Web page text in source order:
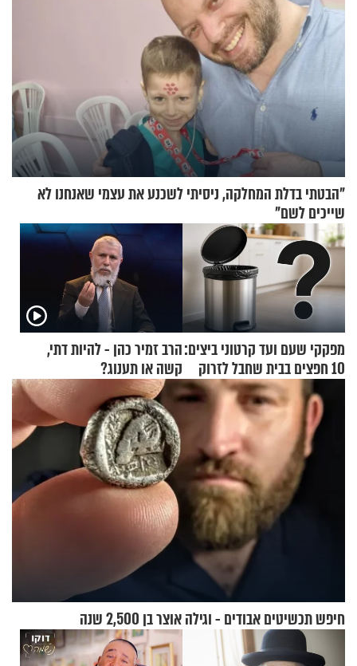
"הבטתי בדלת המחלקה, ניסיתי לשכנע את עצמי שאנחנו לא
שייכים לשם"
מפקקי שעם ועד קרטוני ביצים:
10 חפצים בבית שחבל לזרוק
הרב זמיר כהן - להיות דתי,
קשה או תענוג?
חיפש תכשיטים אבודים - וגילה אוצר בן 2,500 שנה